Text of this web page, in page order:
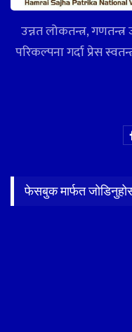
उन्नत लोकतन्त्र,
परिकल्पना गर्दा प्रेस
फेसबुक मार्फत